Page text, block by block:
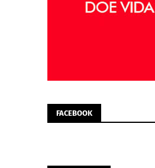
FACEBOOK